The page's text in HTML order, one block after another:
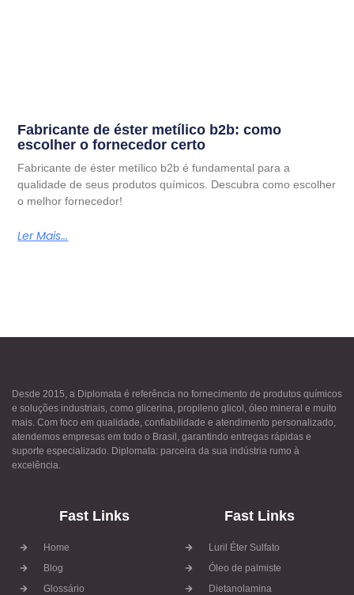
Fabricante de éster metílico b2b: como
escolher o fornecedor certo
Fabricante de éster metílico b2b é fundamental para a
qualidade de seus produtos químicos. Descubra como escolher
o melhor fornecedor!
Ler Mais...
Desde 2015, a Diplomata é referência no fornecimento de produtos químicos
e soluções industriais, como glicerina, propileno glicol, óleo mineral e muito
mais. Com foco em qualidade, confiabilidade e atendimento personalizado,
atendemos empresas em todo o Brasil, garantindo entregas rápidas e
suporte especializado. Diplomata: parceira da sua indústria rumo à
excelência.
Fast Links
Home
Blog
Glossário
Fast Links
Luril Éter Sulfato
Óleo de palmiste
Dietanolamina